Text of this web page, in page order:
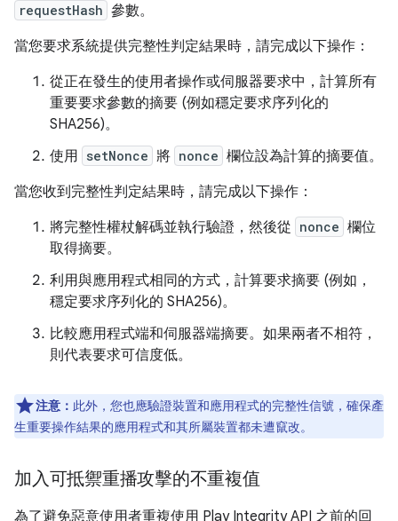
requestHash 參數。
當您要求系統提供完整性判定結果時，請完成以下操作：
從正在發生的使用者操作或伺服器要求中，計算所有
重要要求參數的摘要 (例如穩定要求序列化的
SHA256)。
使用 setNonce 將 nonce 欄位設為計算的摘要值。
當您收到完整性判定結果時，請完成以下操作：
將完整性權杖解碼並執行驗證，然後從 nonce 欄位
取得摘要。
利用與應用程式相同的方式，計算要求摘要 (例如，
穩定要求序列化的 SHA256)。
比較應用程式端和伺服器端摘要。如果兩者不相符，
則代表要求可信度低。
注意： 此外，您也應驗證裝置和應用程式的完整性信號，確保產
生重要操作結果的應用程式和其所屬裝置都未遭竄改。
加入可抵禦重播攻擊的不重複值
為了避免惡意使用者重複使用 Play Integrity API 之前的回